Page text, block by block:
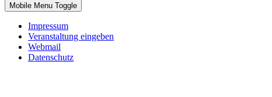
Mobile Menu Toggle
Impressum
Veranstaltung eingeben
Webmail
Datenschutz